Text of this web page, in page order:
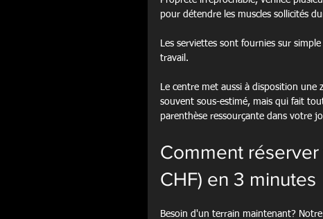
pour détendre les muscles sollicités
Les serviettes sont fournies sur
travail.
Le centre met aussi à disposition une
souvent sous-estimé, mais qui fait
parenthèse ressourçante dans votre
Comment réserver
CHF) en 3 minutes
Besoin d'un terrain maintenant?